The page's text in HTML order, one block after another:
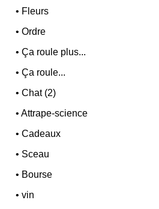
• Fleurs
•Ordre
•Ça roule plus...
•Ça roule...
•Chat (2)
•Attrape-science
•Cadeaux
• Sceau
• Bourse
•vin